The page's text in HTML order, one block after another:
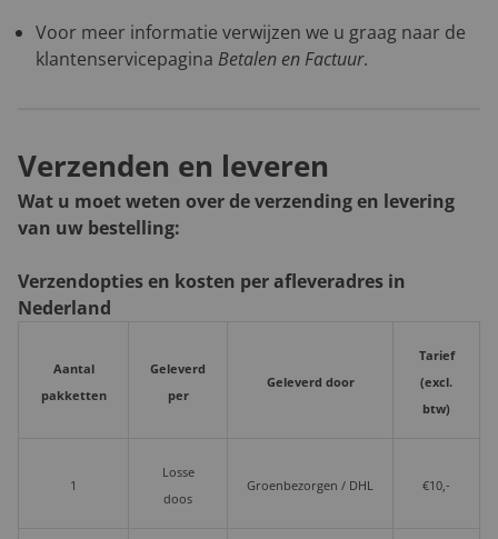
Voor meer informatie verwijzen we u graag naar de
klantenservicepagina Betalen en Factuur.
Verzenden en leveren
Wat u moet weten over de verzending en levering
van uw bestelling:
Verzendopties en kosten per afleveradres in
Nederland
Aantal
pakketten
Geleverd
per
Geleverd door
Tarief
(excl.
btw)
1
Losse
doos
Groenbezorgen / DHL €10,-